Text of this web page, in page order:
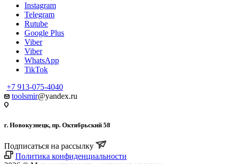
Instagram
Telegram
Rutube
Google Plus
Viber
Viber
WhatsApp
TikTok
+7 913-075-4040
toolsmir@yandex.ru
г. Новокузнецк, пр. Октябрьский 58
Подписаться на рассылку
Политика конфиденциальности